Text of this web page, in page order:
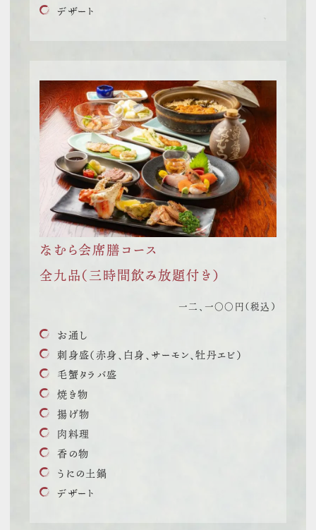
デザート
なむら会席膳コース
全九品（三時間飲み放題付き）
一二、一〇〇円（税込）
お通し
刺身盛（赤身、白身、サーモン、牡丹エビ）
毛蟹タラバ盛
焼き物
揚げ物
肉料理
香の物
うにの土鍋
デザート